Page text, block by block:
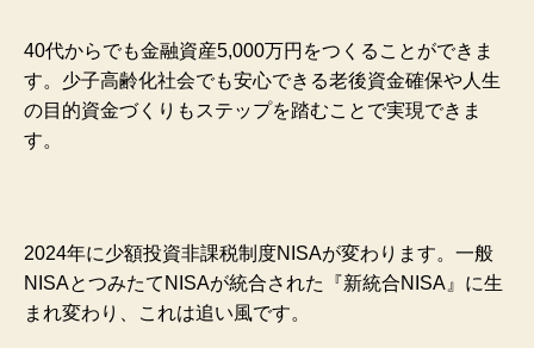
40代からでも金融資産5,000万円をつくることができま
す。少子高齢化社会でも安心できる老後資金確保や人生
の目的資金づくりもステップを踏むことで実現できま
す。
2024年に少額投資非課税制度NISAが変わります。 一般
NISAとつみたてNISAが統合された『新統合NISA』に生
まれ変わり、これは追い風です。